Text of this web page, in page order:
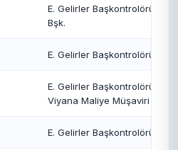
E. Gelirler Başkontrolörü • E.
Bşk.
E. Gelirler Başkontrolörü •
E. Gelirler Başkontrolörü • E.
Viyana Maliye Müşaviri
E. Gelirler Başkontrolörü • E.